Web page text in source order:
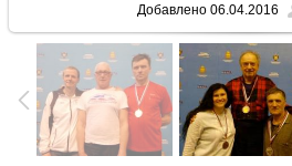
Добавлено 06.04.2016